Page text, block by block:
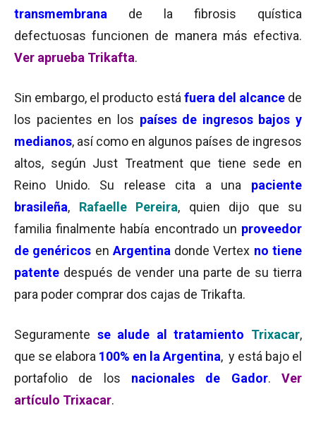
transmembrana de la fibrosis quística
defectuosas funcionen de manera más efectiva.
Ver aprueba Trikafta.
Sin embargo, el producto está fuera del alcancede
los pacientes en los países de ingresos bajos y
medianos, así como en algunos países de ingresos
altos, según Just Treatment que tiene sede en
Reino Unido. Su release cita a una paciente
brasileña, Rafaelle Pereira, quien dijo que su
familia finalmente había encontrado un proveedor
de genéricos en Argentina donde Vertex no tiene
patente después de vender una parte de su tierra
para poder comprar dos cajas de Trikafta.
Seguramente se alude al tratamiento Trixacar,
que se elabora 100% en la Argentina, y está bajo el
portafolio de los nacionales de Gador.Ver
artículo Trixacar.